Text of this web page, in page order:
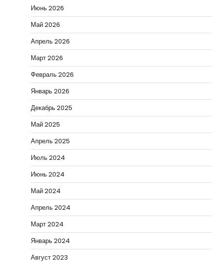
Июнь 2026
Май 2026
Апрель 2026
Март 2026
Февраль 2026
Январь 2026
Декабрь 2025
Май 2025
Апрель 2025
Июль 2024
Июнь 2024
Май 2024
Апрель 2024
Март 2024
Январь 2024
Август 2023